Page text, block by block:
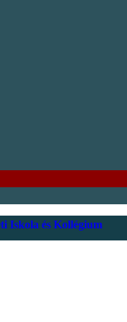
Iskola és Kollégium